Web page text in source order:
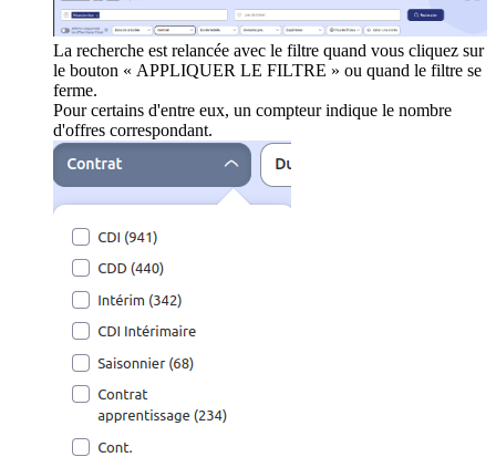
La recherche est relancée avec le filtre quand vous cliquez sur
le bouton « APPLIQUER LE FILTRE » ou quand le filtre se
ferme.
Pour certains d'entre eux, un compteur indique le nombre
d'offres correspondant.